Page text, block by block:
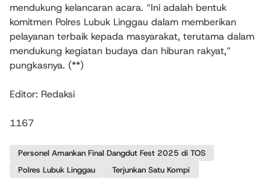
mendukung kelancaran acara. “Ini adalah bentuk
komitmen Polres Lubuk Linggau dalam memberikan
pelayanan terbaik kepada masyarakat, terutama dalam
mendukung kegiatan budaya dan hiburan rakyat,”
pungkasnya. (**)
Editor: Redaksi
1167
Personel Amankan Final Dangdut Fest 2025 di TOS
Polres Lubuk Linggau
Terjunkan Satu Kompi